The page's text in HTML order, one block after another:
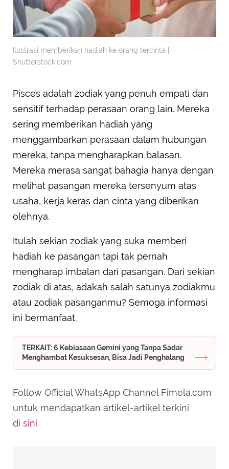
Ilustrasi memberikan hadiah ke orang tercinta |
Shutterstock.com
Pisces adalah zodiak yang penuh empati dan
sensitif terhadap perasaan orang lain. Mereka
sering memberikan hadiah yang
menggambarkan perasaan dalam hubungan
mereka, tanpa mengharapkan balasan.
Mereka merasa sangat bahagia hanya dengan
melihat pasangan mereka tersenyum atas
usaha, kerja keras dan cinta yang diberikan
olehnya.
Itulah sekian zodiak yang suka memberi
hadiah ke pasangan tapi tak pernah
mengharap imbalan dari pasangan. Dari sekian
zodiak di atas, adakah salah satunya zodiakmu
atau zodiak pasanganmu? Semoga informasi
ini bermanfaat.
TERKAIT: 6 Kebiasaan Gemini yang Tanpa Sadar
Menghambat Kesuksesan, Bisa Jadi Penghalang
Follow Official WhatsApp Channel Fimela.com
untuk mendapatkan artikel-artikel terkini
di sini.